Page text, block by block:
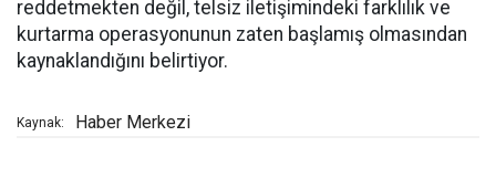
reddetmekten değil, telsiz iletişimindeki farklılık ve
kurtarma operasyonunun zaten başlamış olmasından
kaynaklandığını belirtiyor.
Kaynak: Haber Merkezi